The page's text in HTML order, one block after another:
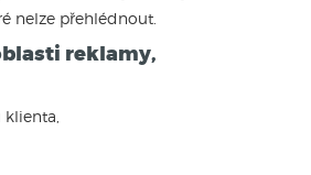
nelze přehlédnout.
reklamy,